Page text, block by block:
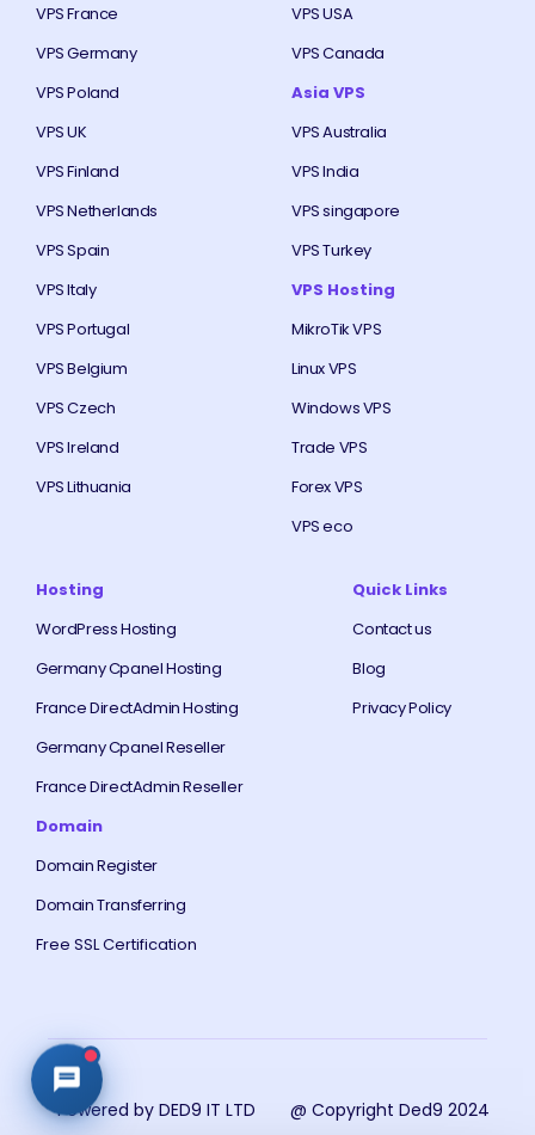
VPS France
VPS Germany
VPS Poland
VPS UK
VPS Finland
VPS Netherlands
VPS Spain
VPS Italy
VPS Portugal
VPS Belgium
VPS Czech
VPS Ireland
VPS Lithuania
VPS USA
VPS Canada
Asia VPS
VPS Australia
VPS India
VPS singapore
VPS Turkey
VPS Hosting
MikroTik VPS
Linux VPS
Windows VPS
Trade VPS
Forex VPS
VPS eco
Hosting
WordPress Hosting
Germany Cpanel Hosting
France DirectAdmin Hosting
Germany Cpanel Reseller
France DirectAdmin Reseller
Domain
Domain Register
Domain Transferring
Free SSL Certification
Quick Links
Contact us
Blog
Privacy Policy
Powered by DED9 IT LTD @ Copyright Ded9 2024